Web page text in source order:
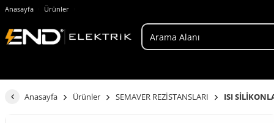
Anasayfa Ürünler
Anasayfa Ürünler SEMAVER REZİSTANSLARI ISI